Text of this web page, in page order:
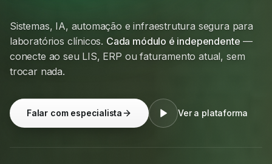
Sistemas, IA, automação e infraestrutura segura para
laboratórios clínicos. Cada módulo é independente —
conecte ao seu LIS, ERP ou faturamento atual, sem
trocar nada.
Falar com especialista Ver a plataforma